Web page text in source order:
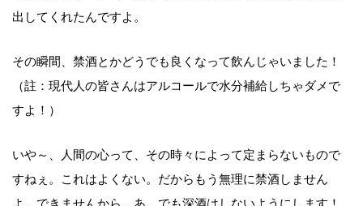
出してくれたんですよ。
その瞬間、禁酒とかどうでも良くなって飲んじゃいました！
（註：現代人の皆さんはアルコールで水分補給しちゃダメで
すよ！）
いや～、人間の心って、その時々によって定まらないもので
すねぇ。これはよくない。だからもう無理に禁酒しません
よ。できませんから。あ、でも深酒はしないようにします！